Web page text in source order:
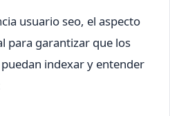
usuario seo, el aspecto
para garantizar que los
indexar y entender